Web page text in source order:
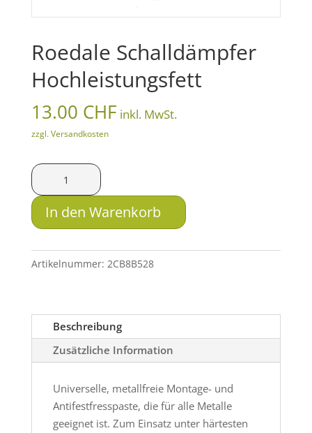
Roedale Schalldämpfer
Hochleistungsfett
13.00 CHF inkl. MwSt.
zzgl. Versandkosten
Roedale
Schalldämpfer
Hochleistungsfett
Menge
In den Warenkorb
Artikelnummer: 2CB8B528
Beschreibung
Zusätzliche Information
Universelle, metallfreie Montage- und
Antifestfresspaste, die für alle Metalle
geeignet ist. Zum Einsatz unter härtesten